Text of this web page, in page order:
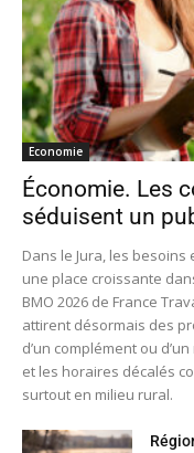
Economie
Économie. Les
séduisent un
Dans le Jura, les
une place croissante
BMO 2026 de France
attirent désormais des
d’un complément ou
et les horaires décalés
surtout en milieu rural.